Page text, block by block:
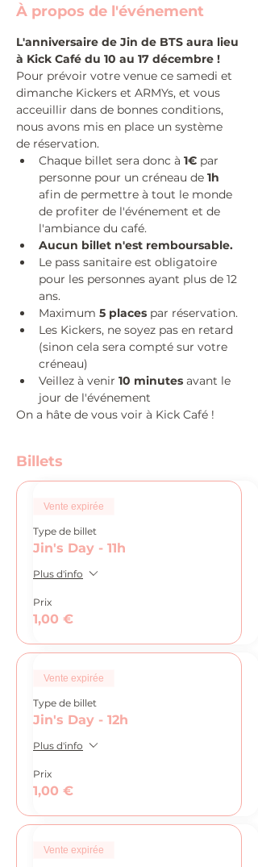
À propos de l'événement
L'anniversaire de Jin de BTS aura lieu
à Kick Café du 10 au 17 décembre !
Pour prévoir votre venue ce samedi et
dimanche Kickers et ARMYs, et vous
acceuillir dans de bonnes conditions,
nous avons mis en place un système
de réservation.
Chaque billet sera donc à 1€ par
personne pour un créneau de 1h
afin de permettre à tout le monde
de profiter de l'événement et de
l'ambiance du café.
Aucun billet n'est remboursable.
Le pass sanitaire est obligatoire
pour les personnes ayant plus de 12
ans.
Maximum 5 places par réservation.
Les Kickers, ne soyez pas en retard
(sinon cela sera compté sur votre
créneau)
Veillez à venir 10 minutes avant le
jour de l'événement
On a hâte de vous voir à Kick Café !
Billets
Vente expirée
Type de billet
Jin's Day - 11h
Plus d'info
Prix
1,00 €
Vente expirée
Type de billet
Jin's Day - 12h
Plus d'info
Prix
1,00 €
Vente expirée